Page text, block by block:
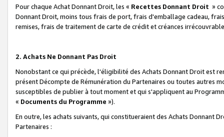
Pour chaque Achat Donnant Droit, les « Recettes Donnant Droit »
Donnant Droit, moins tous frais de port, frais d'emballage cadeau,
remises, frais de traitement de carte de crédit et créances
2. Achats Ne Donnant Pas Droit
Nonobstant ce qui précède, l'éligibilité des Achats Donnant Droit est
présent Décompte de Rémunération du Partenaires ou toutes autres
susceptibles de publier à tout moment et qui s'appliquent au
« Documents du Programme »).
En outre, les achats suivants, qui constitueraient des Achats Donnant
Partenaires :